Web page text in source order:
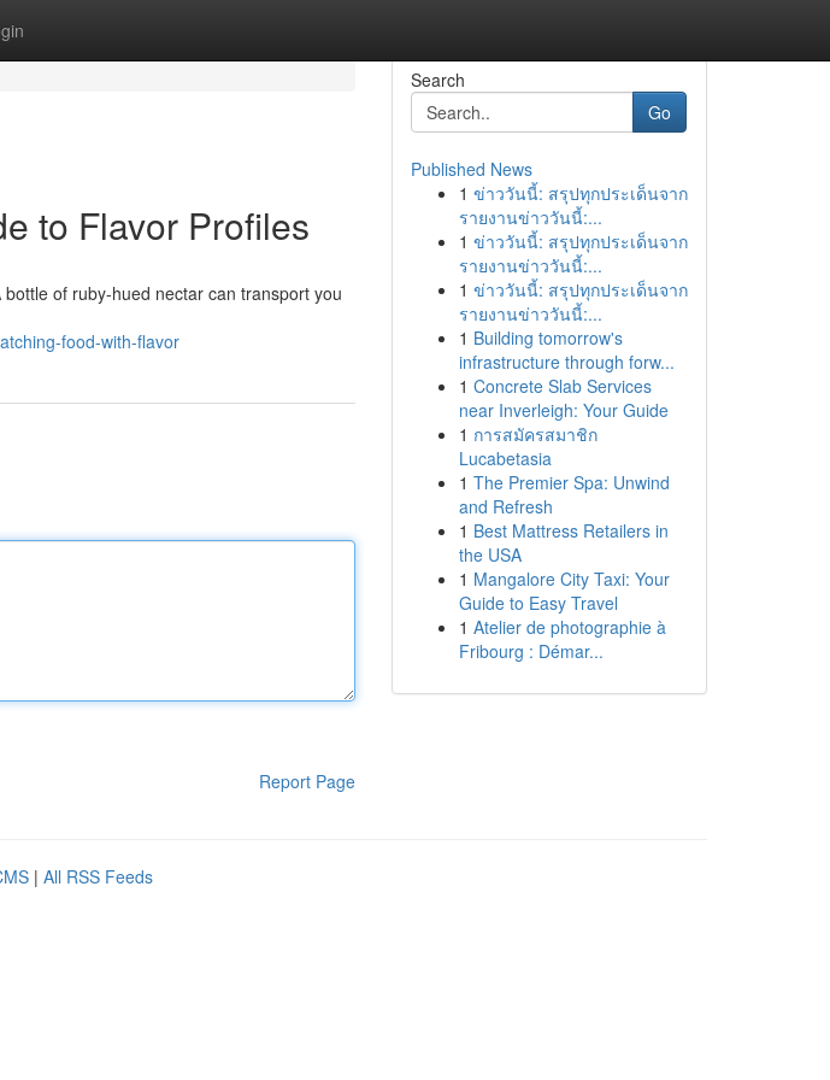
to Flavor Profiles
of ruby-hued nectar can transport you
food-with-flavor
Report Page
Search
Go
Published News
1 ข่าววันนี้: สรุปทุกประเด็นจาก
รายงานข่าววันนี้:...
1 ข่าววันนี้: สรุปทุกประเด็นจาก
รายงานข่าววันนี้:...
1 ข่าววันนี้: สรุปทุกประเด็นจาก
รายงานข่าววันนี้:...
1 Building tomorrow's
infrastructure through forw...
1 Concrete Slab Services
near Inverleigh: Your Guide
1 การสมัครสมาชิก
Lucabetasia
1 The Premier Spa: Unwind
and Refresh
1 Best Mattress Retailers in
the USA
1 Mangalore City Taxi: Your
Guide to Easy Travel
1 Atelier de photographie à
Fribourg : Démar...
| All RSS Feeds